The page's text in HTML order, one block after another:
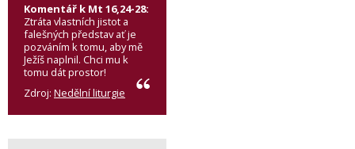
Komentář k Mt 16,24-28:
Ztráta vlastních jistot a
falešných představ ať je
pozváním k tomu, aby mě
Ježíš naplnil. Chci mu k
tomu dát prostor!
Zdroj: Nedělní liturgie